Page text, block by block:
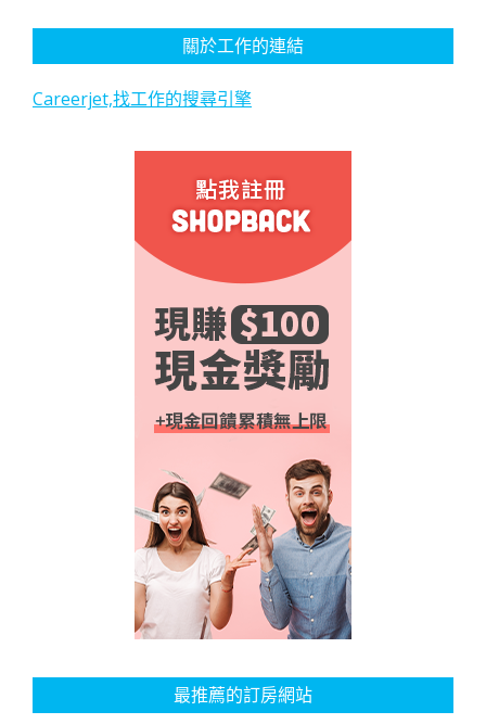
關於工作的連結
Careerjet,找工作的搜尋引擎
最推薦的訂房網站